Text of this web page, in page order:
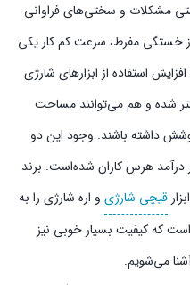
مشکلات و سختی‌های فراوانی
خستگی مفرط،‌ سرعت کم کار یکی
استفاده از ابزارهای شارژی
شده و هم می‌توانند مساحت
داشته باشند. وجود این دو
هرس کاران شده‌است. برند
قیچی شارژی و اره شارژی را به
که کیفیت بسیار خوبی نیز
می‌شویم.